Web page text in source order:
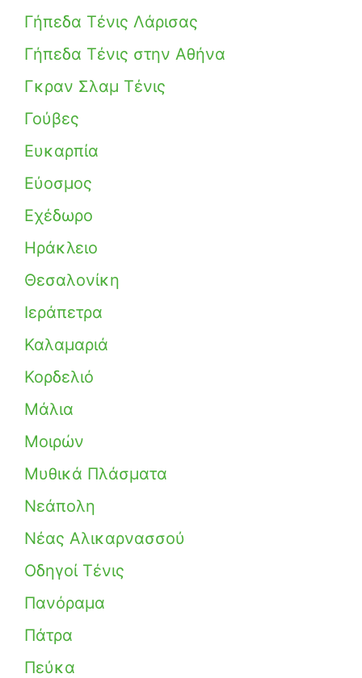
Γήπεδα Τένις Λάρισας
Γήπεδα Τένις στην Αθήνα
Γκραν Σλαμ Τένις
Γούβες
Ευκαρπία
Εύοσμος
Εχέδωρο
Ηράκλειο
Θεσαλονίκη
Ιεράπετρα
Καλαμαριά
Κορδελιό
Μάλια
Μοιρών
Μυθικά Πλάσματα
Νεάπολη
Νέας Αλικαρνασσού
Οδηγοί Τένις
Πανόραμα
Πάτρα
Πεύκα